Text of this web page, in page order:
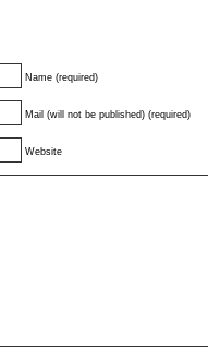
Name (required)
Mail (will not be published) (required)
Website